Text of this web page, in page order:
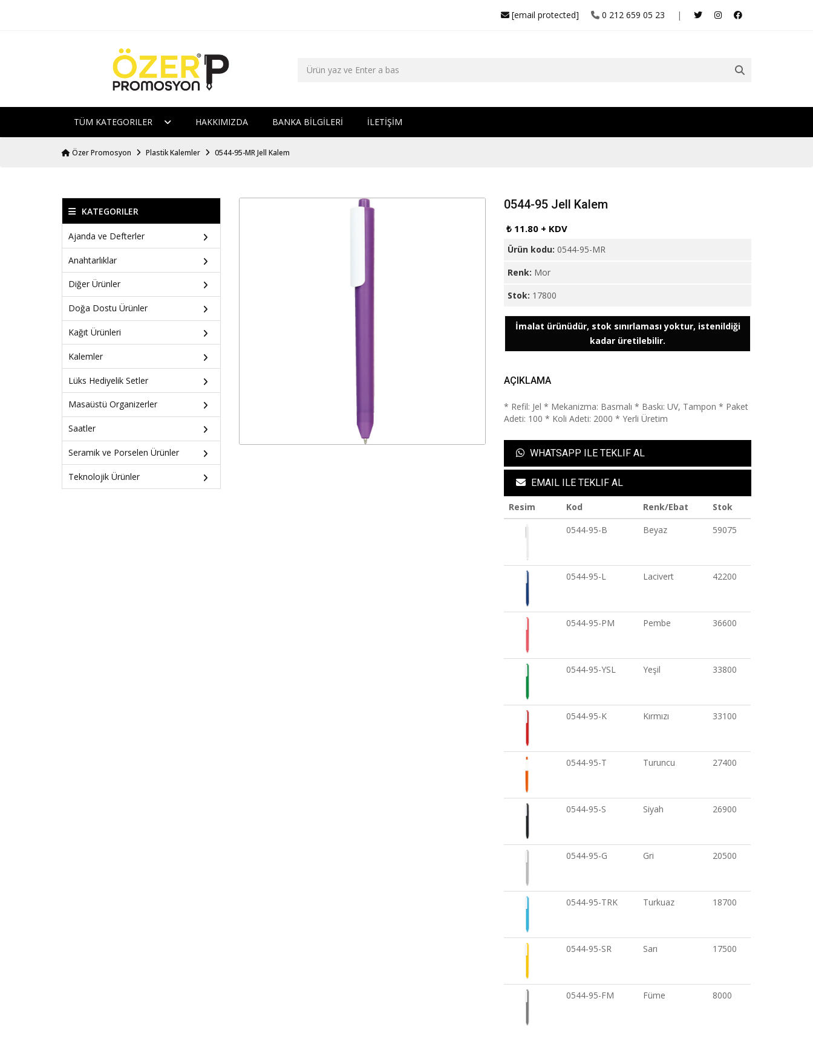
|
0 212 659 05 23
[email protected]
TÜM KATEGORILER HAKKIMIZDA BANKA BİLGİLERİ İLETİŞİM
Özer Promosyon Plastik Kalemler 0544-95-MR Jell Kalem
KATEGORILER
Ajanda ve Defterler
Anahtarlıklar
Diğer Ürünler
Doğa Dostu Ürünler
Kağıt Ürünleri
Kalemler
Lüks Hediyelik Setler
Masaüstü Organizerler
Saatler
Seramik ve Porselen Ürünler
Teknolojik Ürünler
0544-95 Jell Kalem
₺ 11.80 + KDV
Ürün kodu: 0544-95-MR
Renk: Mor
Stok: 17800
İmalat ürünüdür, stok sınırlaması yoktur, istenildiği
kadar üretilebilir.
AÇIKLAMA
* Refil: Jel * Mekanizma: Basmalı * Baskı: UV, Tampon * Paket
Adeti: 100 * Koli Adeti: 2000 * Yerli Üretim
WHATSAPP ILE TEKLIF AL
EMAIL ILE TEKLIF AL
Resim Kod Renk/Ebat
Stok
0544-95-B
Beyaz 59075
0544-95-L Lacivert 42200
0544-95-PM Pembe 36600
0544-95-YSL Yeşil 33800
0544-95-K Kırmızı 33100
0544-95-T Turuncu 27400
0544-95-S Siyah 26900
0544-95-G Gri 20500
0544-95-TRK Turkuaz 18700
0544-95-SR Sarı 17500
0544-95-FM Füme 8000